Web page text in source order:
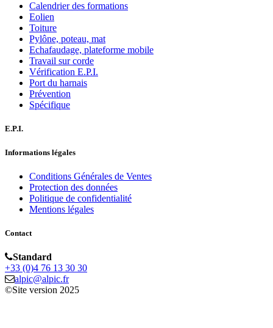
Calendrier des formations
Eolien
Toiture
Pylône, poteau, mat
Echafaudage, plateforme mobile
Travail sur corde
Vérification E.P.I.
Port du harnais
Prévention
Spécifique
E.P.I.
Informations légales
Conditions Générales de Ventes
Protection des données
Politique de confidentialité
Mentions légales
Contact
Standard
+33 (0)4 76 13 30 30
alpic@alpic.fr
©Site version 2025